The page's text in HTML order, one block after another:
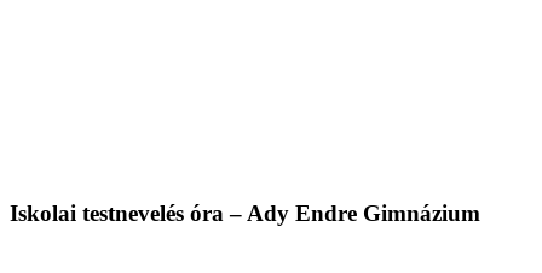
Iskolai testnevelés óra – Ady Endre Gimnázium